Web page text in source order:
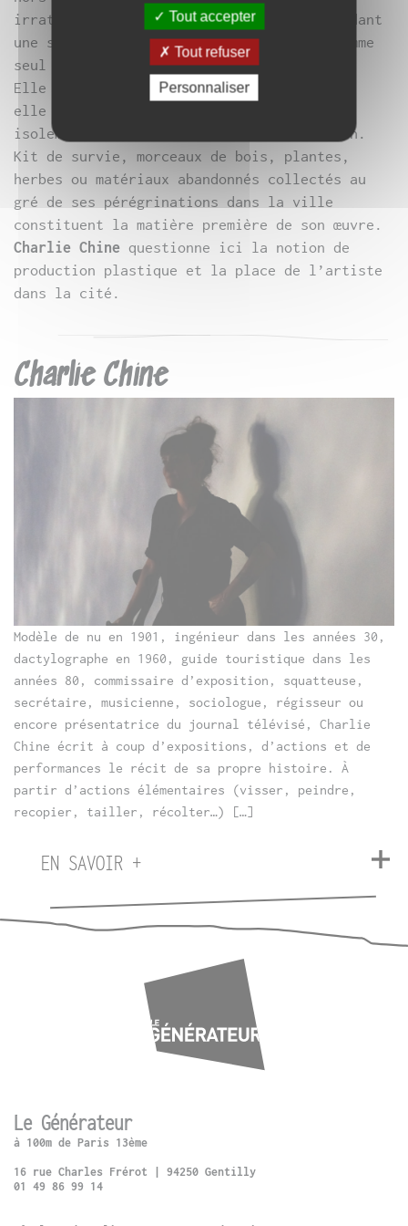
irrationnel : celui de se transformer pendant
une semaine en naufragée et de choisir comme
seul abri Le Générateur.
Elle ne compte que sur ses propres forces,
elle ferraille avec sa solitude et son
isolement et crée in fine une installation.
Kit de survie, morceaux de bois, plantes,
herbes ou matériaux abandonnés collectés au
gré de ses pérégrinations dans la ville
constituent la matière première de son œuvre.
Charlie Chine questionne ici la notion de
production plastique et la place de l’artiste
dans la cité.
Charlie Chine
Modèle de nu en 1901, ingénieur dans les années 30,
dactylographe en 1960, guide touristique dans les
années 80, commissaire d’exposition, squatteuse,
secrétaire, musicienne, sociologue, régisseur ou
encore présentatrice du journal télévisé, Charlie
Chine écrit à coup d’expositions, d’actions et de
performances le récit de sa propre histoire. À
partir d’actions élémentaires (visser, peindre,
recopier, tailler, récolter…) […]
EN SAVOIR +
Le Générateur
à 100m de Paris 13ème
16 rue Charles Frérot | 94250 Gentilly
01 49 86 99 14
Tout accepter
Tout refuser
Personnaliser